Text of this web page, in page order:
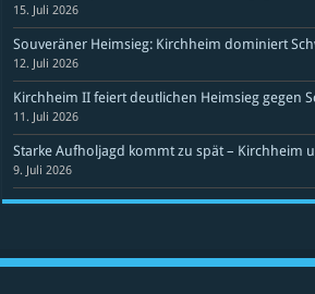
15. Juli 2026
Souveräner Heimsieg: Kirchheim dominiert
12. Juli 2026
Kirchheim II feiert deutlichen Heimsieg gegen
11. Juli 2026
Starke Aufholjagd kommt zu spät – Kirchheim
9. Juli 2026